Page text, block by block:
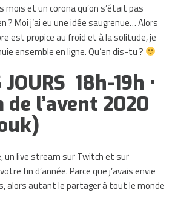
mois et un corona qu’on s’était pas
? Moi j’ai eu une idée saugrenue… Alors
est propice au froid et à la solitude, je
ensemble en ligne. Qu’en dis-tu ?
JOURS 18h-19h •
de l’avent 2020
un live stream sur Twitch et sur
fin d’année. Parce que j’avais envie
alors autant le partager à tout le monde